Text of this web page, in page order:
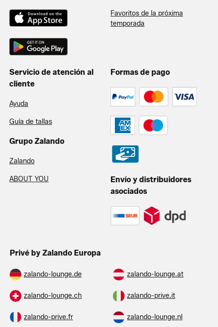
Favoritos de la próxima
temporada
Servicio de atención al
cliente
Ayuda
Guía de tallas
Grupo Zalando
Zalando
ABOUT YOU
Formas de pago
Envío y distribuidores
asociados
Privé by Zalando Europa
zalando-lounge.de zalando-lounge.at
zalando-lounge.ch zalando-prive.it
zalando-prive.fr zalando-lounge.nl